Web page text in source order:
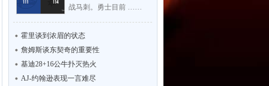
战马刺。勇士目前 ……
霍里谈到浓眉的状态
詹姆斯谈东契奇的重要性
基迪28+16公牛扑灭热火
AJ-约翰逊表现一言难尽